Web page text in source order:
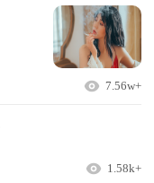
7.56w+
1.58k+